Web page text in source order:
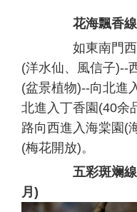
花海飄香
如東南門西
(洋水仙、風信子)--
(盆景植物)--向北進
北進入丁香園(40余
路向西進入海棠園(
(梅花開放)。
五彩斑斓線
月)